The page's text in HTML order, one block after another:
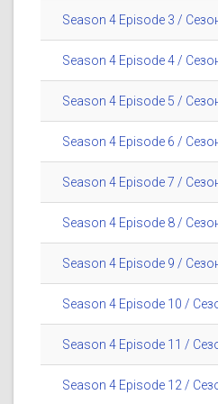
Season 4 Episode 3 /
Season 4 Episode 4 /
Season 4 Episode 5 /
Season 4 Episode 6 /
Season 4 Episode 7 /
Season 4 Episode 8 /
Season 4 Episode 9 /
Season 4 Episode 10 /
Season 4 Episode 11 /
Season 4 Episode 12 /